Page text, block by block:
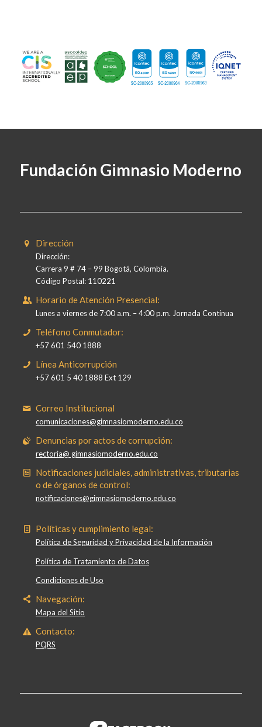
Fundación Gimnasio Moderno
Dirección
Dirección:
Carrera 9 # 74 – 99 Bogotá, Colombia.
Código Postal: 110221
Horario de Atención Presencial:
Lunes a viernes de 7:00 a.m. – 4:00 p.m. Jornada Continua
Teléfono Conmutador:
+57 601 540 1888
Línea Anticorrupción
+57 601 5 40 1888 Ext 129
Correo Institucional
comunicaciones@gimnasiomoderno.edu.co
Denuncias por actos de corrupción:
rectoria@ gimnasiomoderno.edu.co
Notificaciones judiciales, administrativas, tributarias
o de órganos de control:
notificaciones@gimnasiomoderno.edu.co
Políticas y cumplimiento legal:
Política de Seguridad y Privacidad de la Información
Política de Tratamiento de Datos
Condiciones de Uso
Navegación:
Mapa del Sitio
Contacto:
PQRS